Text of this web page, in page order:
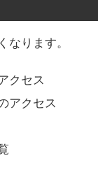
なります。
クセス
アクセス